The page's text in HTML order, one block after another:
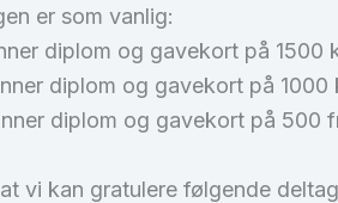
er som vanlig:
diplom og gavekort på 1500
diplom og gavekort på
diplom og gavekort på 500
vi kan gratulere følgende